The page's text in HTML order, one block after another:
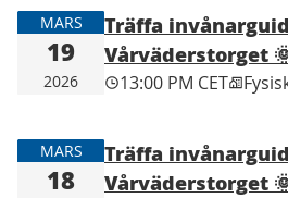
MARS
19
2026
Träffa
Vårväderstorget
13:00 PM CET
MARS
18
Träffa
Vårväderstorget